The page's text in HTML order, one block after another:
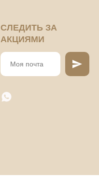
СЛЕДИТЬ ЗА
АКЦИЯМИ